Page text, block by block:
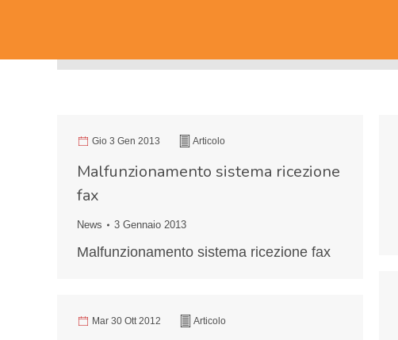
Gio 3 Gen 2013 Articolo
Malfunzionamento sistema ricezione
fax
News 3 Gennaio 2013
Malfunzionamento sistema ricezione fax
Mar 30 Ott 2012 Articolo